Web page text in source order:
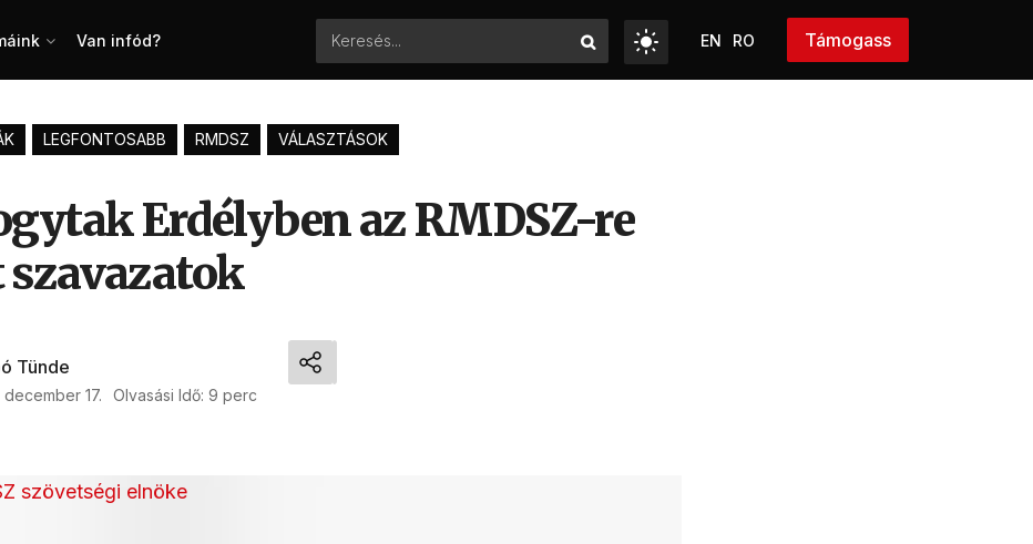
Van infód? EN RO Támogass
LEGFONTOSABB RMDSZ VÁLASZTÁSOK
Erdélyben az RMDSZ-re
Tünde
december 17. Olvasási Idő: 9 perc